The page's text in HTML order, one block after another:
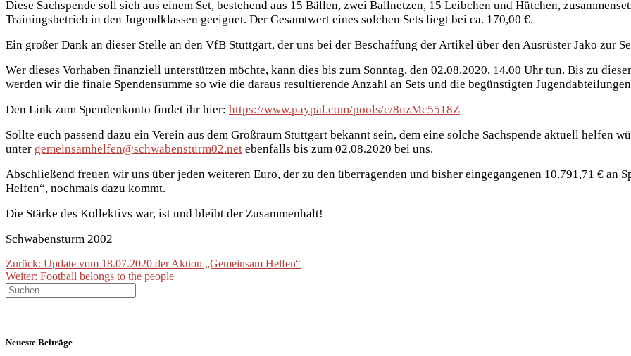
Diese Sachspende soll sich aus einem Set, bestehend aus 15 Bällen, zwei Ballnetzen, 15 Leibchen und Hütchen,
Trainingsbetrieb in den Jugendklassen geeignet. Der Gesamtwert eines solchen Sets liegt bei ca. 170,00 €.
Ein großer Dank an dieser Stelle an den VfB Stuttgart, der uns bei der Beschaffung der Artikel über den Ausrüster Jako zur
Wer dieses Vorhaben finanziell unterstützen möchte, kann dies bis zum Sonntag, den 02.08.2020, 14.00 Uhr tun. Bis zu
werden wir die finale Spendensumme so wie die daraus resultierende Anzahl an Sets und die begünstigten
Den Link zum Spendenkonto findet ihr hier: https://www.paypal.com/pools/c/8nzMc5518Z
Sollte euch passend dazu ein Verein aus dem Großraum Stuttgart bekannt sein, dem eine solche Sachspende aktuell helfen
unter gemeinsamhelfen@schwabensturm02.net ebenfalls bis zum 02.08.2020 bei uns.
Abschließend freuen wir uns über jeden weiteren Euro, der zu den überragenden und bisher eingegangenen 10.791,71 € an
Helfen“, nochmals dazu kommt.
Die Stärke des Kollektivs war, ist und bleibt der Zusammenhalt!
Schwabensturm 2002
Beitragsnavigation
Zurück: Vorheriger
Beitrag:
Update vom 18.07.2020 der Aktion „Gemeinsam Helfen“
Weiter: Nächster
Football belongs to the people
Suche
nach:
Neueste Beiträge